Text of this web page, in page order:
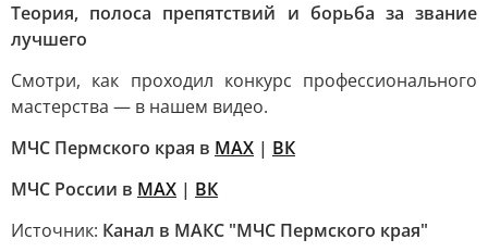
Теория, полоса препятствий и борьба за звание
лучшего
Смотри, как проходил конкурс профессионального
мастерства — в нашем видео.
МЧС Пермского края в МАХ | ВК
МЧС России в MAX | ВК
Источник: Канал в МАКС "МЧС Пермского края"